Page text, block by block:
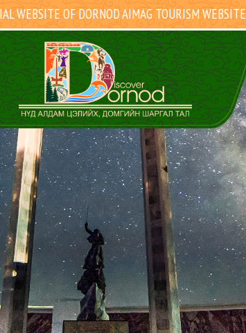
WEBSITE OF DORNOD AIMAG TOURISM WEBSITE